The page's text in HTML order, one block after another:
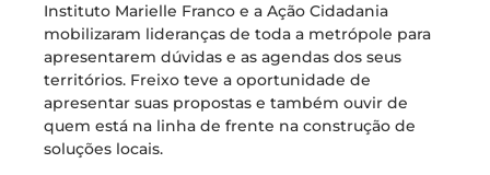
Instituto Marielle Franco e a Ação Cidadania
mobilizaram lideranças de toda a metrópole para
apresentarem dúvidas e as agendas dos seus
territórios. Freixo teve a oportunidade de
apresentar suas propostas e também ouvir de
quem está na linha de frente na construção de
soluções locais.